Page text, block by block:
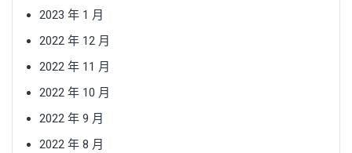
2023 年 1 月
2022 年 12 月
2022 年 11 月
2022 年 10 月
2022 年 9 月
2022 年 8 月